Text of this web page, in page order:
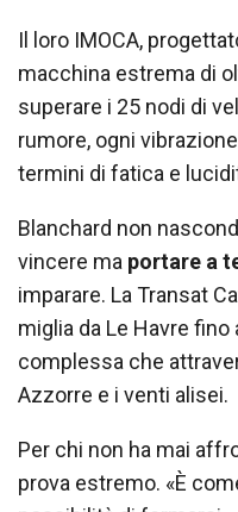
Il loro IMOCA,
macchina estrema di
superare i 25 nodi di
rumore, ogni
termini di fatica e
Blanchard non
vincere ma portare a
imparare. La Transat
miglia da Le Havre
complessa che
Azzorre e i venti alisei.
Per chi non ha mai
prova estremo. «È